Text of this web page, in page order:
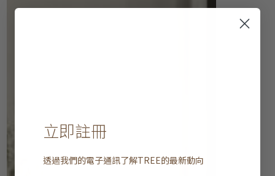
立即註冊
透過我們的電子通訊了解TREE的最新動向